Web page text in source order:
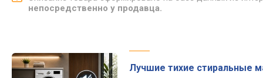
непосредственно у продавца.
Лучшие тихие стиральные